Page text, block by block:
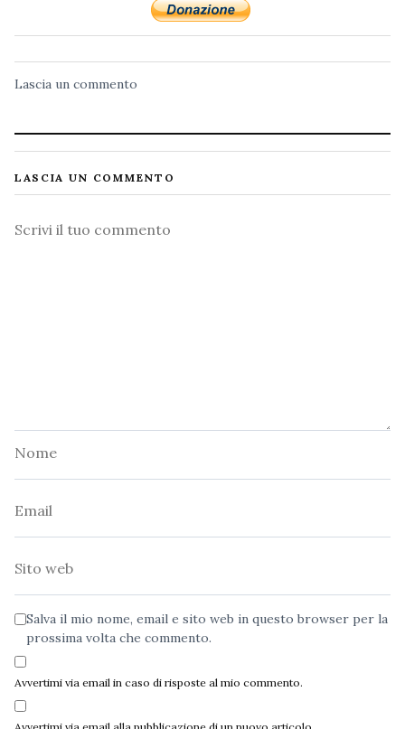
Lascia un commento
LASCIA UN COMMENTO
Commento
Salva il mio nome, email e sito web in questo browser per la
prossima volta che commento.
Avvertimi via email in caso di risposte al mio commento.